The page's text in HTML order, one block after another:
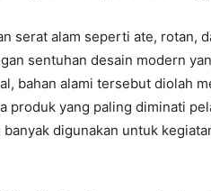
serat alam seperti ate, rotan,
sentuhan desain modern
bahan alami tersebut diolah
produk yang paling diminati
digunakan untuk